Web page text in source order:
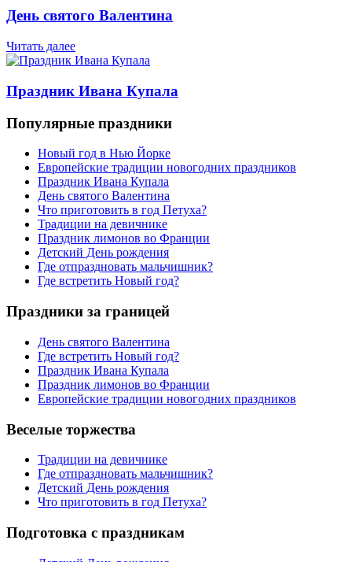
День святого Валентина
Читать далее
Праздник Ивана Купала
Популярные праздники
Новый год в Нью Йорке
Европейские традиции новогодних праздников
Праздник Ивана Купала
День святого Валентина
Что приготовить в год Петуха?
Традиции на девичнике
Праздник лимонов во Франции
Детский День рождения
Где отпраздновать мальчишник?
Где встретить Новый год?
Праздники за границей
День святого Валентина
Где встретить Новый год?
Праздник Ивана Купала
Праздник лимонов во Франции
Европейские традиции новогодних праздников
Веселые торжества
Традиции на девичнике
Где отпраздновать мальчишник?
Детский День рождения
Что приготовить в год Петуха?
Подготовка с праздникам